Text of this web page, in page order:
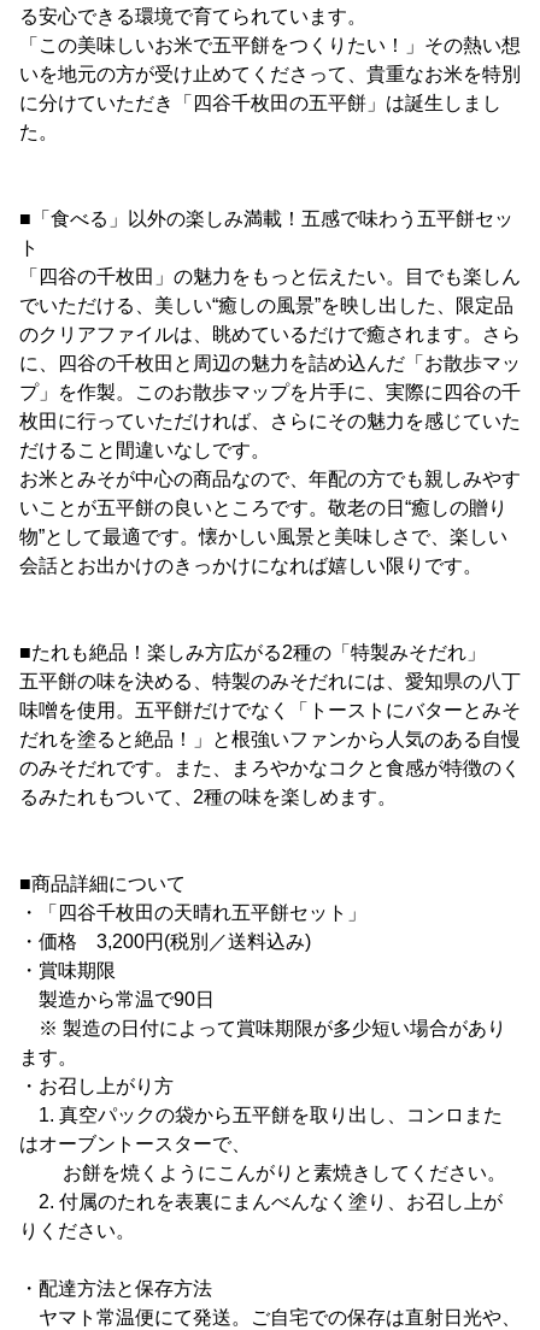
る安心できる環境で育てられています。
「この美味しいお米で五平餅をつくりたい！」その熱い想
いを地元の方が受け止めてくださって、貴重なお米を特別
に分けていただき「四谷千枚田の五平餅」は誕生しまし
た。
■「食べる」以外の楽しみ満載！五感で味わう五平餅セッ
ト
「四谷の千枚田」の魅力をもっと伝えたい。目でも楽しん
でいただける、美しい“癒しの風景”を映し出した、限定品
のクリアファイルは、眺めているだけで癒されます。さら
に、四谷の千枚田と周辺の魅力を詰め込んだ「お散歩マッ
プ」を作製。このお散歩マップを片手に、実際に四谷の千
枚田に行っていただければ、さらにその魅力を感じていた
だけること間違いなしです。
お米とみそが中心の商品なので、年配の方でも親しみやす
いことが五平餅の良いところです。敬老の日“癒しの贈り
物”として最適です。懐かしい風景と美味しさで、楽しい
会話とお出かけのきっかけになれば嬉しい限りです。
■たれも絶品！楽しみ方広がる2種の「特製みそだれ」
五平餅の味を決める、特製のみそだれには、愛知県の八丁
味噌を使用。五平餅だけでなく「トーストにバターとみそ
だれを塗ると絶品！」と根強いファンから人気のある自慢
のみそだれです。また、まろやかなコクと食感が特徴のく
るみたれもついて、2種の味を楽しめます。
■商品詳細について
・「四谷千枚田の天晴れ五平餅セット」
・価格 3,200円(税別／送料込み)
・賞味期限
製造から常温で90日
※ 製造の日付によって賞味期限が多少短い場合があり
ます。
・お召し上がり方
1. 真空パックの袋から五平餅を取り出し、コンロまた
はオーブントースターで、
お餅を焼くようにこんがりと素焼きしてください。
2. 付属のたれを表裏にまんべんなく塗り、お召し上が
りください。
・配達方法と保存方法
ヤマト常温便にて発送。ご自宅での保存は直射日光や、